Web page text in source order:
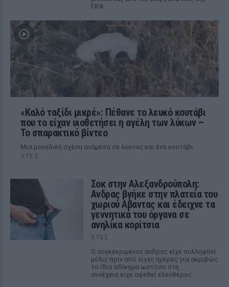
FIFA
«Καλό ταξίδι μικρέ»: Πέθανε το λευκό κουτάβι
που το είχαν υιοθετήσει η αγέλη των λύκων –
Το σπαρακτικό βίντεο
Μια μοναδική σχέση ανάμεσα σε λύκους και ένα κουτάβι
ΧΤΕΣ
Σοκ στην Αλεξανδρούπολη:
Ανδρας βγήκε στην πλατεία του
χωριού Αβαντας και έδειχνε τα
γεννητικά του όργανα σε
ανηλίκα κορίτσια
ΧΤΕΣ
Ο συγκεκριμένος άνδρας είχε συλληφθεί
μόλις πριν από λίγες ημέρες για ακριβώς
το ίδιο αδίκημα ωστόσο στη
συνέχεια είχε αφεθεί ελεύθερος